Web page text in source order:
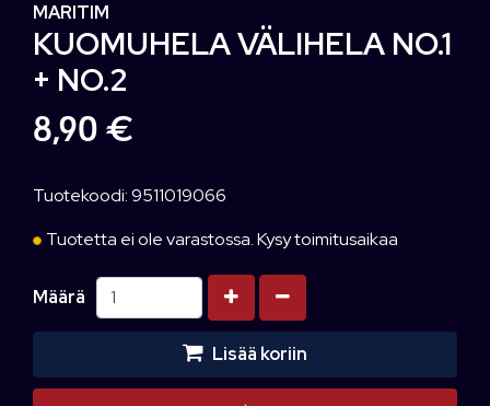
MARITIM
KUOMUHELA VÄLIHELA NO.1
+ NO.2
8,90 €
Tuotekoodi: 9511019066
Tuotetta ei ole varastossa. Kysy toimitusaikaa
Määrä Kasvata määrää
Vähennä määrää
Lisää koriin